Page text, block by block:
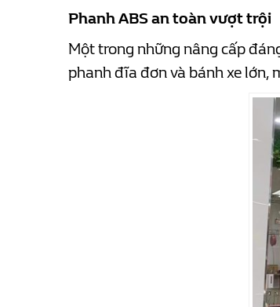
Phanh ABS an toàn vượt trội
Một trong những nâng cấp
phanh đĩa đơn và bánh xe lớn,